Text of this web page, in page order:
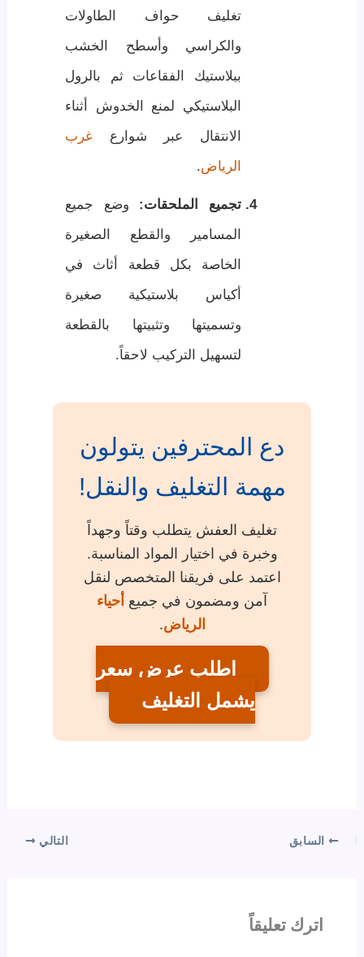
تغليف حواف الطاولات
والكراسي وأسطح الخشب
ببلاستيك الفقاعات ثم بالرول
البلاستيكي لمنع الخدوش أثناء
الانتقال عبر شوارع غرب
الرياض.
تجميع الملحقات: وضع جميع
المسامير والقطع الصغيرة
الخاصة بكل قطعة أثاث في
أكياس بلاستيكية صغيرة
وتسميتها وتثبيتها بالقطعة
لتسهيل التركيب لاحقاً.
دع المحترفين يتولون
مهمة التغليف والنقل!
تغليف العفش يتطلب وقتاً وجهداً
وخبرة في اختيار المواد المناسبة.
اعتمد على فريقنا المتخصص لنقل
آمن ومضمون في جميع أحياء
الرياض.
اطلب عرض سعر
يشمل التغليف
السابق التالي
اترك تعليقاً